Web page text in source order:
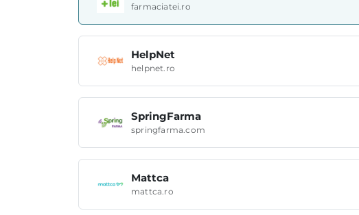
farmaciatei.ro
HelpNet
helpnet.ro
SpringFarma
springfarma.com
Mattca
mattca.ro